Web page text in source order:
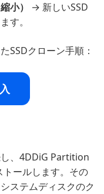
小）
→ 新しいSSD
す。
クローン手順：
、4DDiG Partition
ールします。その
ステムディスクのク